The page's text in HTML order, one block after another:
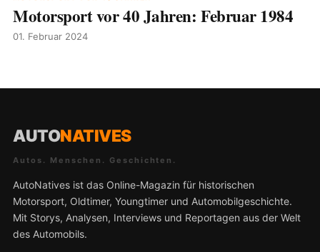
Motorsport vor 40 Jahren: Februar 1984
01. Februar 2024
AUTONATIVES
Autos. Menschen. Geschichten.
AutoNatives ist das Online-Magazin für historischen
Motorsport, Oldtimer, Youngtimer und Automobilgeschichte.
Mit Storys, Analysen, Interviews und Reportagen aus der Welt
des Automobils.